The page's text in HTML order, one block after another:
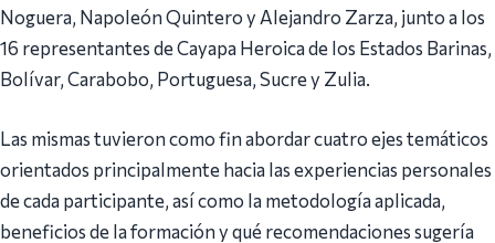
Noguera, Napoleón Quintero y Alejandro Zarza, junto a los
16 representantes de Cayapa Heroica de los Estados Barinas,
Bolívar, Carabobo, Portuguesa, Sucre y Zulia.
Las mismas tuvieron como fin abordar cuatro ejes temáticos
orientados principalmente hacia las experiencias personales
de cada participante, así como la metodología aplicada,
beneficios de la formación y qué recomendaciones sugería